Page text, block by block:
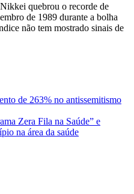
quebrou o recorde de
de 1989 durante a bolha
não tem mostrado sinais de
de 263% no antissemitismo
Zera Fila na Saúde” e
na área da saúde